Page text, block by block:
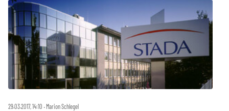
29.03.2017, 14:10 ‧ Marion Schlegel